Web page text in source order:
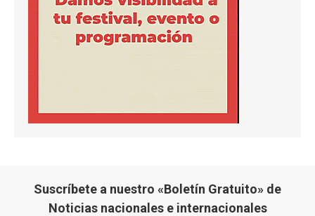
Suscríbete a nuestro «Boletín Gratuito» de
Noticias nacionales e internacionales